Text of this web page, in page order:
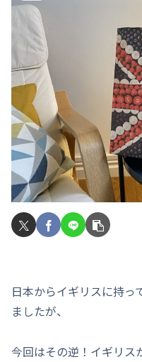
日本からイギリスに持っ
ましたが、
今回はその逆！イギリス